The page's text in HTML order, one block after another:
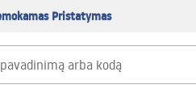
Pristatymas